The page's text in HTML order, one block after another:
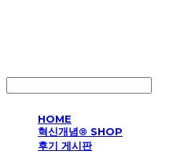
HOME
혁신개념® SHOP
후기 게시판